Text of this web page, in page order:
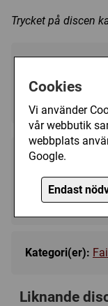
Cookies
Vi använder
vår webbutik
webbplats
Google.
Endast
Trycket på discen
Yellow - Ej i
249 kr
Tillfälligt slut
Kategori(er):
Liknande